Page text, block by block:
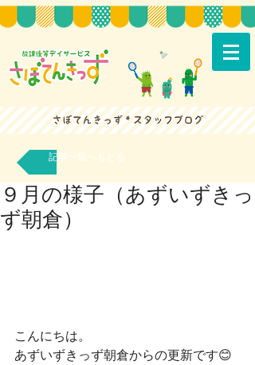
記事一覧へもどる
９月の様子（あずいずきっ
ず朝倉）
こんにちは。
あずいずきっず朝倉からの更新です😊